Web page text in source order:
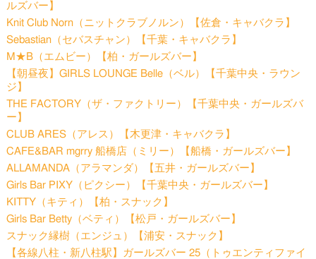
ルズバー】
Knit Club Norn（ニットクラブノルン）【佐倉・キャバクラ】
Sebastian（セバスチャン）【千葉・キャバクラ】
M★B（エムビー）【柏・ガールズバー】
【朝昼夜】GIRLS LOUNGE Belle（ベル）【千葉中央・ラウン
ジ】
THE FACTORY（ザ・ファクトリー）【千葉中央・ガールズバ
ー】
CLUB ARES（アレス）【木更津・キャバクラ】
CAFE&BAR mgrry 船橋店（ミリー）【船橋・ガールズバー】
ALLAMANDA（アラマンダ）【五井・ガールズバー】
Girls Bar PIXY（ピクシー）【千葉中央・ガールズバー】
KITTY（キティ）【柏・スナック】
Girls Bar Betty（ベティ）【松戸・ガールズバー】
スナック縁樹（エンジュ）【浦安・スナック】
【各線八柱・新八柱駅】ガールズバー 25（トゥエンティファイ